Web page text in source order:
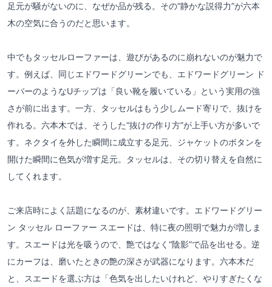
足元が騒がないのに、なぜか品が残る。その“静かな説得力”が六本
木の空気に合うのだと思います。
中でもタッセルローファーは、遊びがあるのに崩れないのが魅力で
す。例えば、同じエドワードグリーンでも、エドワードグリーン ド
ーバーのようなUチップは「良い靴を履いている」という実用の強
さが前に出ます。一方、タッセルはもう少しムード寄りで、抜けを
作れる。六本木では、そうした“抜けの作り方”が上手い方が多いで
す。ネクタイを外した瞬間に成立する足元、ジャケットのボタンを
開けた瞬間に色気が増す足元。タッセルは、その切り替えを自然に
してくれます。
ご来店時によく話題になるのが、素材違いです。エドワードグリー
ン タッセル ローファー スエードは、特に夜の照明で魅力が増しま
す。スエードは光を吸うので、艶ではなく“陰影”で品を出せる。逆
にカーフは、磨いたときの艶の深さが武器になります。六本木だ
と、スエードを選ぶ方は「色気を出したいけれど、やりすぎたくな